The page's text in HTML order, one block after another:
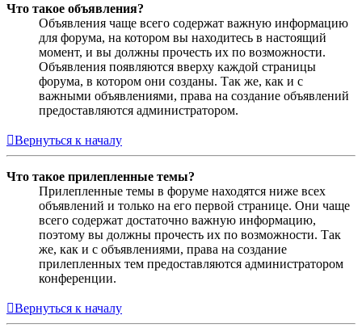
Что такое объявления?
Объявления чаще всего содержат важную информацию
для форума, на котором вы находитесь в настоящий
момент, и вы должны прочесть их по возможности.
Объявления появляются вверху каждой страницы
форума, в котором они созданы. Так же, как и с
важными объявлениями, права на создание объявлений
предоставляются администратором.
Вернуться к началу
Что такое прилепленные темы?
Прилепленные темы в форуме находятся ниже всех
объявлений и только на его первой странице. Они чаще
всего содержат достаточно важную информацию,
поэтому вы должны прочесть их по возможности. Так
же, как и с объявлениями, права на создание
прилепленных тем предоставляются администратором
конференции.
Вернуться к началу